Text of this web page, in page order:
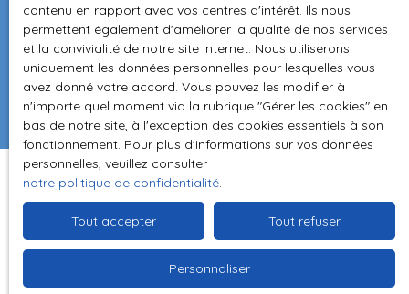
Rejoignez-nous sur
Fa|
contenu en rapport avec vos centres d'intérêt. Ils nous
permettent également d'améliorer la qualité de nos services
et la convivialité de notre site internet. Nous utiliserons
uniquement les données personnelles pour lesquelles vous
avez donné votre accord. Vous pouvez les modifier à
n'importe quel moment via la rubrique ″Gérer les cookies″ en
bas de notre site, à l'exception des cookies essentiels à son
fonctionnement. Pour plus d'informations sur vos données
personnelles, veuillez consulter
notre politique de confidentialité.
Tout accepter Tout refuser
Personnaliser